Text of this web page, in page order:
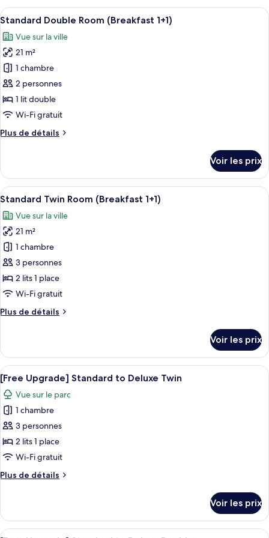
Double
type
de
Complimentary
Breakfast
for
2_Standard
Double
Afficher
toutes
les
photos
pour
ce
type
de
chambre :
Standard
(Breakfast
1+1)
Une table dressée avec divers
6
Standard Double Room (Breakfast 1+1)
Vue sur la ville
21 m²
1 chambre
2 personnes
1 lit double
Wi-Fi gratuit
Plus de détails
Plus
le
type
de
Standard
Double
Room
(Breakfast
1+1)
Voir les prix
Afficher
toutes
les
photos
pour
ce
type
de
chambre :
Standard
(Breakfast
1+1)
Une table dressée avec divers
8
Standard Twin Room (Breakfast 1+1)
Vue sur la ville
21 m²
1 chambre
3 personnes
2 lits 1 place
Wi-Fi gratuit
Plus de détails
Plus
le
type
de
chambre
Standard
Twin
(Breakfast
1+1)
Voir les prix
Afficher
toutes
les
photos
pour
ce
type
chambre :
Standard
Une chambre d’hôtel avec deux
8
[Free Upgrade] Standard to Deluxe Twin
Vue sur le parc
1 chambre
3 personnes
2 lits 1 place
Wi-Fi gratuit
Plus de détails
Plus
le
type
Voir les prix
Afficher
Un paysage urbain mêlant